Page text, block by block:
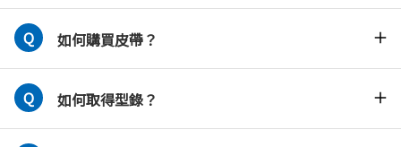
如何購買皮帶？
如何取得型錄？